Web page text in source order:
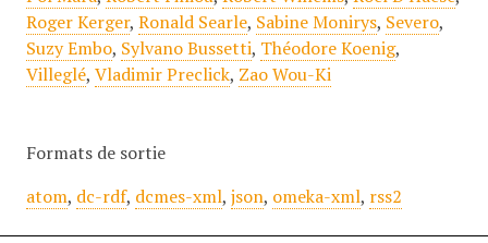
Roger Kerger, Ronald Searle, Sabine Monirys, Severo,
Suzy Embo, Sylvano Bussetti, Théodore Koenig,
Villeglé, Vladimir Preclick, Zao Wou-Ki
Formats de sortie
atom, dc-rdf, dcmes-xml, json, omeka-xml, rss2